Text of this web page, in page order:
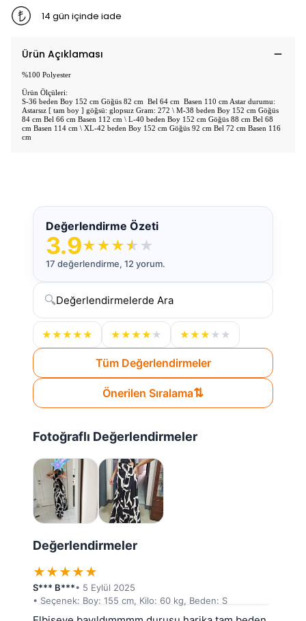
14 gün içinde iade
Ürün Açıklaması
%100 Polyester
Ürün Ölçüleri:
S-36 beden Boy 152 cm Göğüs 82 cm Bel 64 cm Basen 110 cm Astar durumu:
Astarsız [ tam boy ] göğsü: glopsuz Gram: 272 \ M-38 beden Boy 152 cm Göğüs
84 cm Bel 66 cm Basen 112 cm \ L-40 beden Boy 152 cm Göğüs 88 cm Bel 68
cm Basen 114 cm \ XL-42 beden Boy 152 cm Göğüs 92 cm Bel 72 cm Basen 116
cm
Değerlendirme Özeti
3.9★★★★ ★
17 değerlendirme, 12 yorum.
🔍
★★★★★ ★★★★ ★ ★★★ ★ ★
Tüm Değerlendirmeler
Önerilen Sıralama⇅
Fotoğraflı Değerlendirmeler
Değerlendirmeler
★★★★★
S*** B***• 5 Eylül 2025
• Seçenek: Boy: 155 cm, Kilo: 60 kg, Beden: S